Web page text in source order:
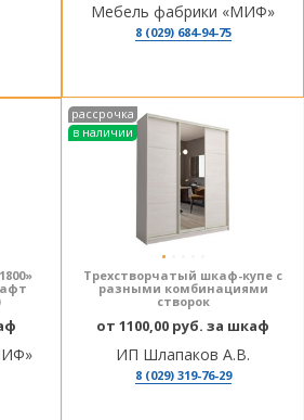
Мебель фабрики «МИФ»
8 (029) 684-94-75
рассрочка
в наличии
Трехстворчатый шкаф-купе с
разными комбинациями
створок
от 1100,00 руб. за шкаф
ИП Шлапаков А.В.
8 (029) 319-76-29